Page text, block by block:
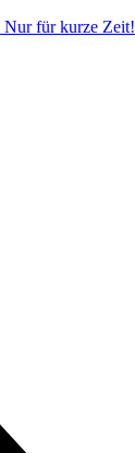
Nur für kurze Zeit!